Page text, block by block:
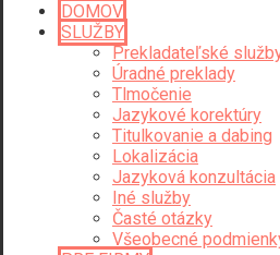
DOMOV
SLUŽBY
Prekladateľské
Úradné preklady
Tlmočenie
Jazykové korektúry
Titulkovanie a dabing
Lokalizácia
Jazyková konzultácia
Iné služby
Časté otázky
Všeobecné